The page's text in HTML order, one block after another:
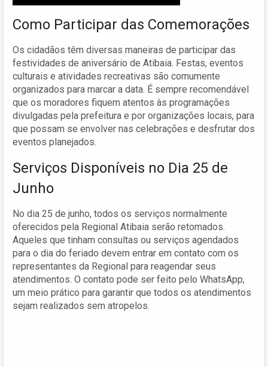
Como Participar das Comemorações
Os cidadãos têm diversas maneiras de participar das
festividades de aniversário de Atibaia. Festas, eventos
culturais e atividades recreativas são comumente
organizados para marcar a data. É sempre recomendável
que os moradores fiquem atentos às programações
divulgadas pela prefeitura e por organizações locais, para
que possam se envolver nas celebrações e desfrutar dos
eventos planejados.
Serviços Disponíveis no Dia 25 de
Junho
No dia 25 de junho, todos os serviços normalmente
oferecidos pela Regional Atibaia serão retomados.
Aqueles que tinham consultas ou serviços agendados
para o dia do feriado devem entrar em contato com os
representantes da Regional para reagendar seus
atendimentos. O contato pode ser feito pelo WhatsApp,
um meio prático para garantir que todos os atendimentos
sejam realizados sem atropelos.